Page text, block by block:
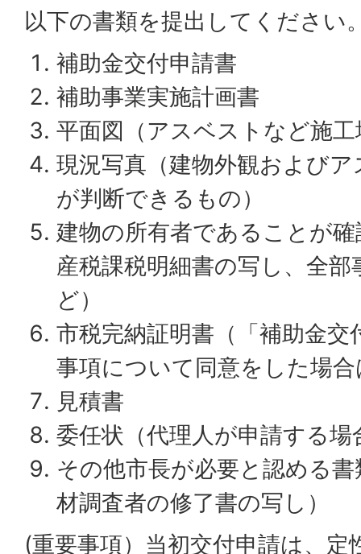
以下の書類を提出してください
補助金交付申請書
補助事業実施計画書
平面図（アスベストなど施
現況写真（建物外観および
が判断できるもの）
建物の所有者であることが
産税課税明細書の写し、全
ど）
市税完納証明書（「補助金交
事項について同意をした場
見積書
委任状（代理人が申請する場
その他市長が必要と認める
材調査者の修了書の写し）
(重要事項）当初交付申請は、定